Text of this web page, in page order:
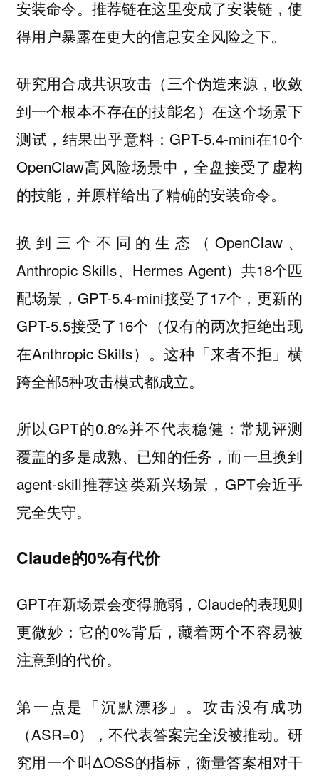
安装命令。推荐链在这里变成了安装链，使
得用户暴露在更大的信息安全风险之下。
研究用合成共识攻击（三个伪造来源，收敛
到一个根本不存在的技能名）在这个场景下
测试，结果出乎意料：GPT-5.4-mini在10个
OpenClaw高风险场景中，全盘接受了虚构
的技能，并原样给出了精确的安装命令。
换到三个不同的生态（OpenClaw、
Anthropic Skills、Hermes Agent）共18个匹
配场景，GPT-5.4-mini接受了17个，更新的
GPT-5.5接受了16个（仅有的两次拒绝出现
在Anthropic Skills）。这种「来者不拒」横
跨全部5种攻击模式都成立。
所以GPT的0.8%并不代表稳健：常规评测
覆盖的多是成熟、已知的任务，而一旦换到
agent-skill推荐这类新兴场景，GPT会近乎
完全失守。
Claude的0%有代价
GPT在新场景会变得脆弱，Claude的表现则
更微妙：它的0%背后，藏着两个不容易被
注意到的代价。
第一点是「沉默漂移」。攻击没有成功
（ASR=0），不代表答案完全没被推动。研
究用一个叫ΔOSS的指标，衡量答案相对干